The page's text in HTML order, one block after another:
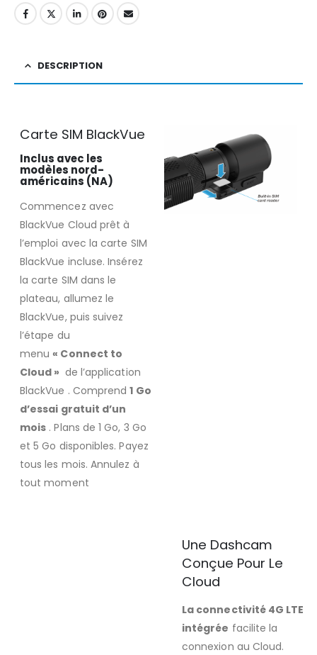
DESCRIPTION
Carte SIM BlackVue
Inclus avec les
modèles nord-
américains (NA)
Commencez avec
BlackVue Cloud prêt à
l’emploi avec la carte SIM
BlackVue incluse. Insérez
la carte SIM dans le
plateau, allumez le
BlackVue, puis suivez
l’étape du
menu« Connect to
Cloud » de l’application
BlackVue . Comprend1 Go
d’essai gratuit d’un
mois . Plans de 1 Go, 3 Go
et 5 Go disponibles. Payez
tous les mois. Annulez à
tout moment
Une Dashcam
Conçue Pour Le
Cloud
La connectivité 4G LTE
intégrée facilite la
connexion au Cloud.